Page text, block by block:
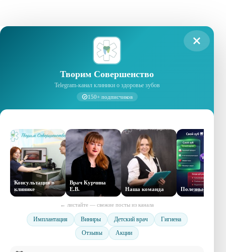
Творим Совершенство
Telegram-канал клиники о здоровье зубов
150+ подписчиков
Консультация в
клинике
Врач Курчина
Е.В.
Наша команда Полезные советы
← листайте — свежие посты из канала
Имплантация Виниры Детский врач
Гигиена
Отзывы
Акции